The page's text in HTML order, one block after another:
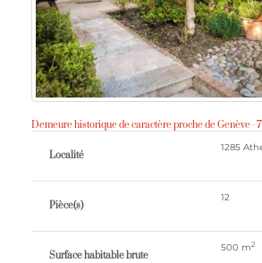
Demeure historique de caractère proche de Genève -
Localité
1285
Pièce(s)
12
Surface habitable brute
500 m2